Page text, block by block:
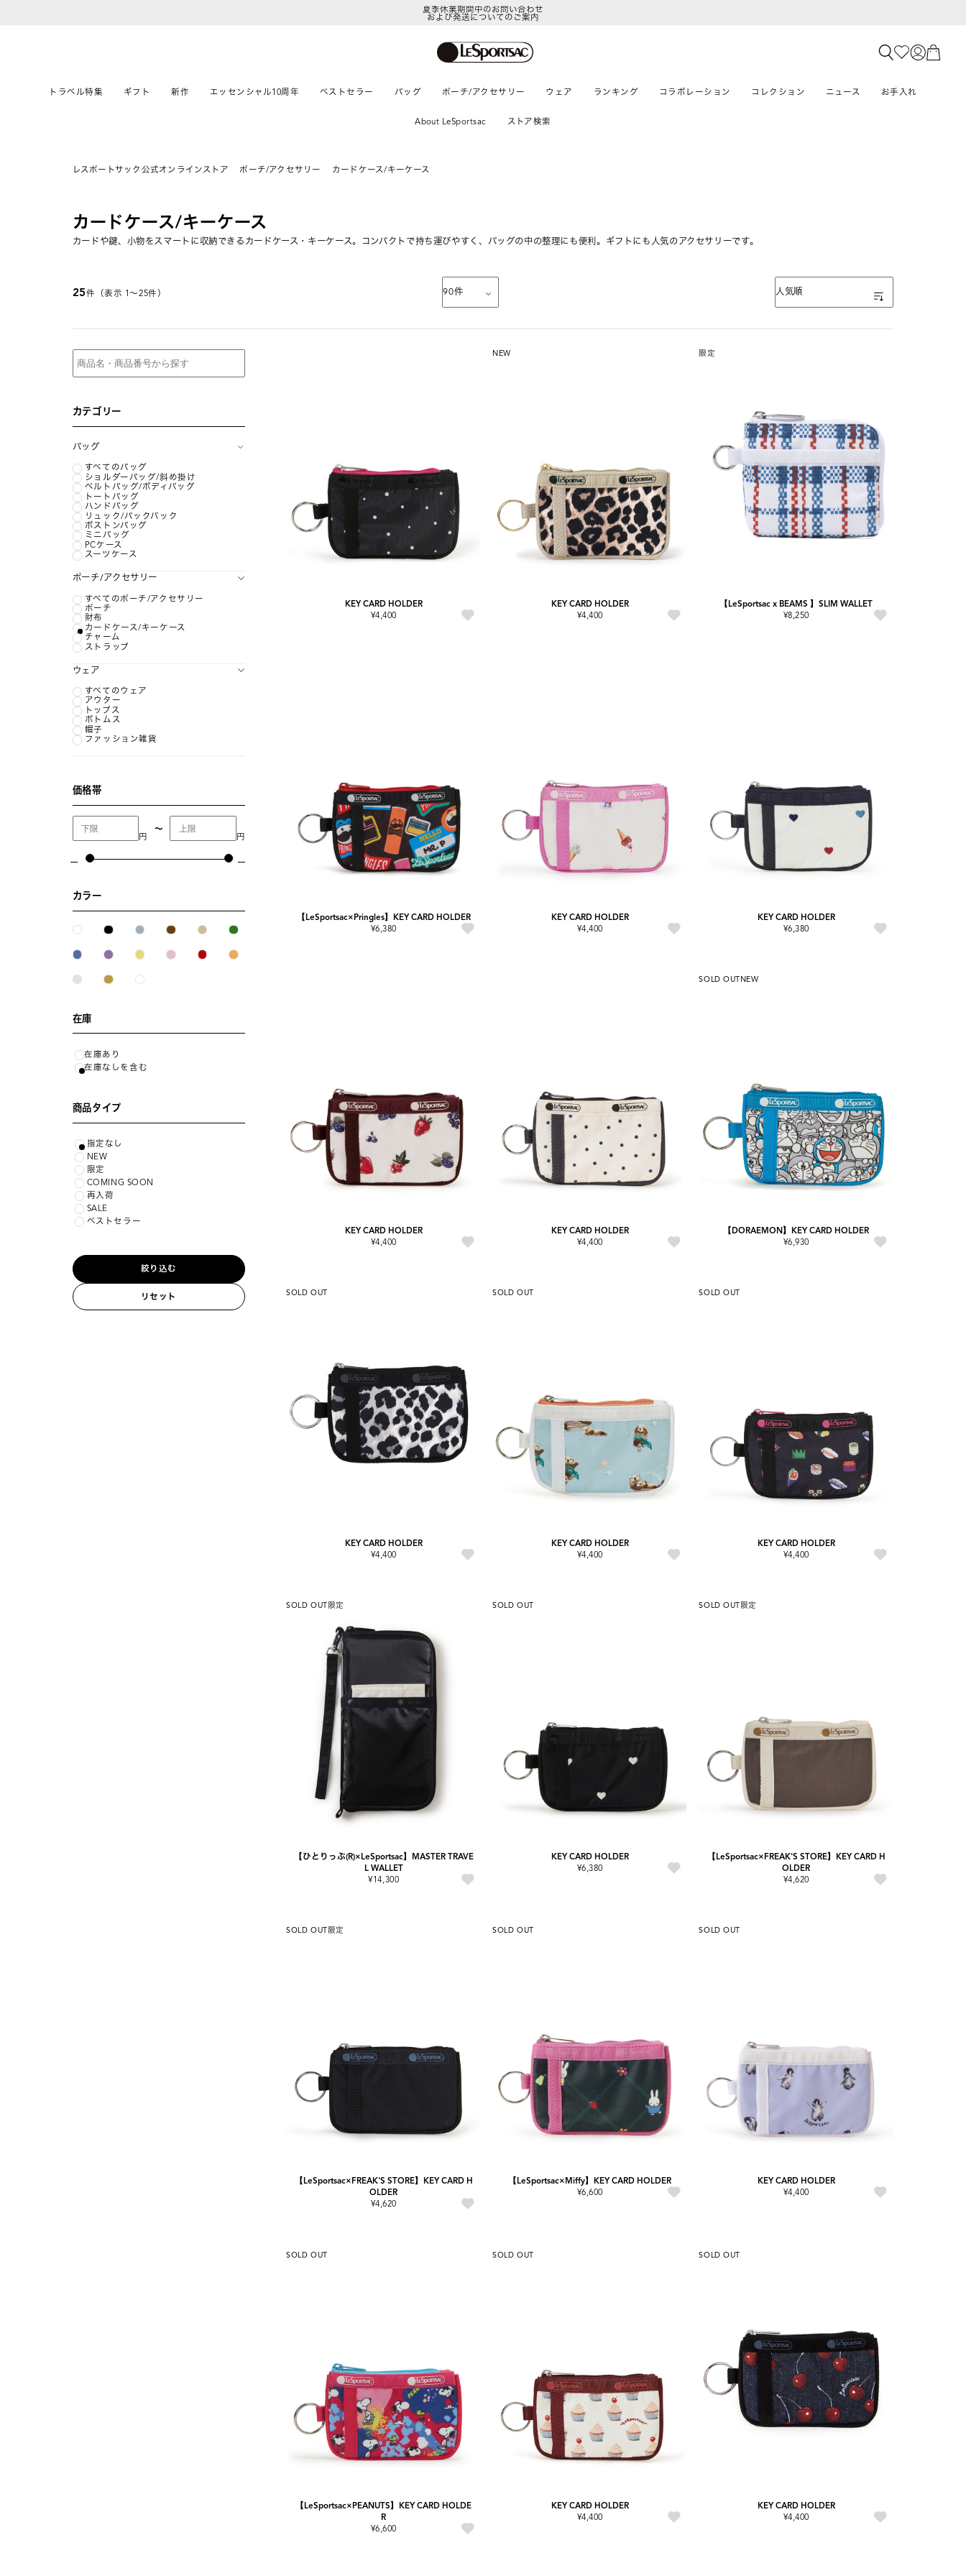
夏季休業期間中のお問い合わせ
および発送についてのご案内
トラベル特集 ギフト 新作 エッセンシャル10周年 ベストセラー バッグ ポーチ/アクセサリー ウェア ランキング コラボレーション コレクション ニュース お手入れ
About LeSportsac ストア検索
レスポートサック公式オンラインストア ポーチ/アクセサリー カードケース/キーケース
カードケース/キーケース
カードや鍵、小物をスマートに収納できるカードケース・キーケース。コンパクトで持ち運びやすく、バッグの中の整理にも便利。ギフトにも人気のアクセサリーです。
25件（表示 1〜25件） 90件 表示順
人気順
カテゴリー
バッグ
すべてのバッグ
ショルダーバッグ/斜め掛け
ベルトバッグ/ボディバッグ
トートバッグ
ハンドバッグ
リュック/バックパック
ボストンバッグ
ミニバッグ
PCケース
スーツケース
ポーチ/アクセサリー
すべてのポーチ/アクセサリー
ポーチ
財布
カードケース/キーケース
チャーム
ストラップ
ウェア
すべてのウェア
アウター
トップス
ボトムス
帽子
ファッション雑貨
価格帯
円
〜
円
カラー
在庫
在庫あり
在庫なしを含む
商品タイプ
指定なし
NEW
限定
COMING SOON
再入荷
SALE
ベストセラー
絞り込む
リセット
KEY CARD HOLDER
¥4,400
NEW
KEY CARD HOLDER
¥4,400
限定
【LeSportsac x BEAMS 】SLIM WALLET
¥8,250
【LeSportsac×Pringles】KEY CARD HOLDER
¥6,380
KEY CARD HOLDER
¥4,400
KEY CARD HOLDER
¥6,380
KEY CARD HOLDER
¥4,400
KEY CARD HOLDER
¥4,400
SOLD OUTNEW
【DORAEMON】KEY CARD HOLDER
¥6,930
SOLD OUT
KEY CARD HOLDER
¥4,400
SOLD OUT
KEY CARD HOLDER
¥4,400
SOLD OUT
KEY CARD HOLDER
¥4,400
SOLD OUT 限定
【ひとりっぷ(R)×LeSportsac】MASTER TRAVE
L WALLET
¥14,300
SOLD OUT
KEY CARD HOLDER
¥6,380
SOLD OUT 限定
【LeSportsac×FREAK'S STORE】KEY CARD H
OLDER
¥4,620
SOLD OUT 限定
【LeSportsac×FREAK'S STORE】KEY CARD H
OLDER
¥4,620
SOLD OUT
【LeSportsac×Miffy】KEY CARD HOLDER
¥6,600
SOLD OUT
KEY CARD HOLDER
¥4,400
SOLD OUT
【LeSportsac×PEANUTS】KEY CARD HOLDE
R
¥6,600
SOLD OUT
KEY CARD HOLDER
¥4,400
SOLD OUT
KEY CARD HOLDER
¥4,400